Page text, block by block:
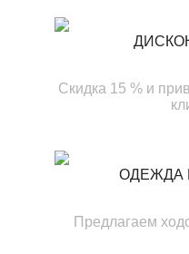
Скидка 15 % и
ОДЕЖДА
Предлагаем